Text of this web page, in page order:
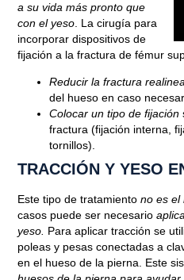
a su vida más pronto que
con el yeso . La cirugía para
incorporar dispositivos de
fijación a la fractura de fémur
Reducir la fractura
del hueso en caso
Colocar un tipo de fijación
fractura (fijación interna,
tornillos).
TRACCIÓN Y YESO
Este tipo de tratamientono es el
casos puede ser necesario
yeso. Para aplicar tracción se
poleas y pesas conectadas a
en el hueso de la pierna. Este